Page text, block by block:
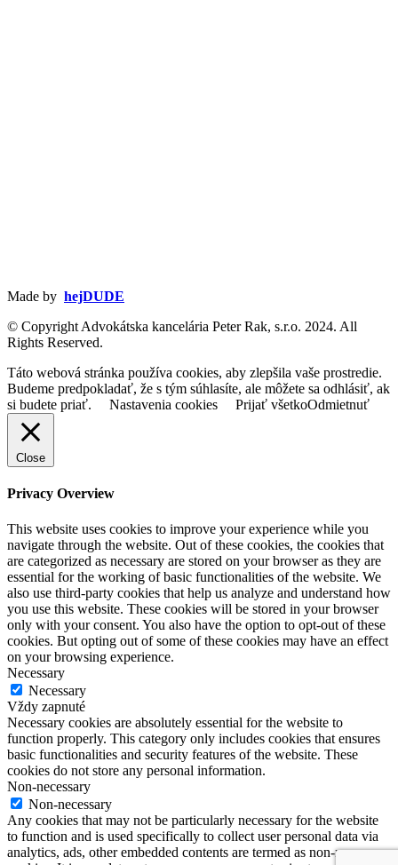
Made by hejDUDE
© Copyright Advokátska kancelária Peter Rak, s.r.o. 2024. All
Rights Reserved.
Táto webová stránka používa cookies, aby zlepšila vaše prostredie.
Budeme predpokladať, že s tým súhlasíte, ale môžete sa odhlásiť, ak
si budete priať.
Nastavenia cookies Prijať všetkoOdmietnuť
Close
Privacy Overview
This website uses cookies to improve your experience while you
navigate through the website. Out of these cookies, the cookies that
are categorized as necessary are stored on your browser as they are
essential for the working of basic functionalities of the website. We
also use third-party cookies that help us analyze and understand how
you use this website. These cookies will be stored in your browser
only with your consent. You also have the option to opt-out of these
cookies. But opting out of some of these cookies may have an effect
on your browsing experience.
Necessary
Necessary
Vždy zapnuté
Necessary cookies are absolutely essential for the website to
function properly. This category only includes cookies that ensures
basic functionalities and security features of the website. These
cookies do not store any personal information.
Non-necessary
Non-necessary
Any cookies that may not be particularly necessary for the website
to function and is used specifically to collect user personal data via
analytics, ads, other embedded contents are termed as non-necessary